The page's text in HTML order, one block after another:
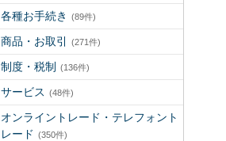
各種お手続き (89件)
商品・お取引 (271件)
制度・税制 (136件)
サービス (48件)
オンライントレード・テレフォント
レード (350件)